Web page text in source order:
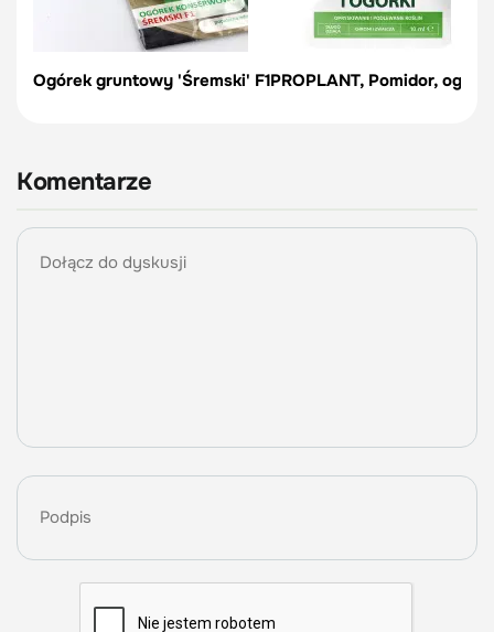
Ogórek gruntowy 'Śremski' F1PROPLANT, Pomidor,
Komentarze